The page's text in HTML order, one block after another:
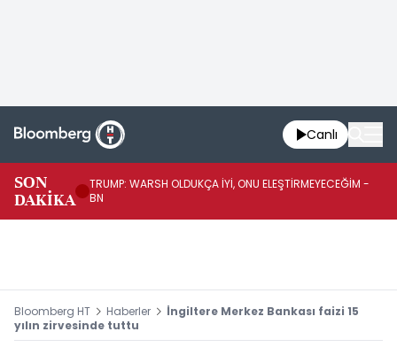
Canlı
SON
DAKİKA
TRUMP: WARSH OLDUKÇA İYİ, ONU ELEŞTİRMEYECEĞİM -
BN
Bloomberg HT Haberler
İngiltere Merkez Bankası faizi 15
yılın zirvesinde tuttu